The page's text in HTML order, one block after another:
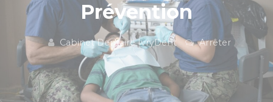
Prévention
Cabinet Dentaire IvryDent Arrêter